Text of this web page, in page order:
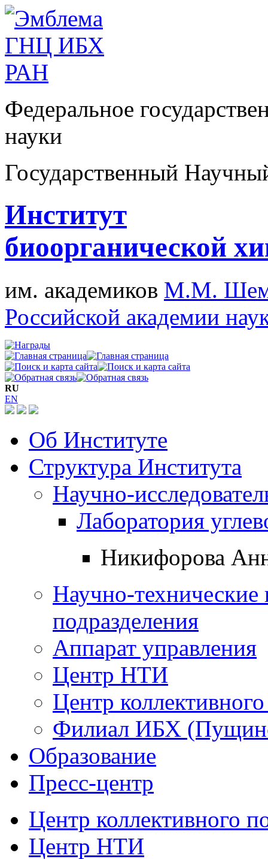
Федеральное
науки
Государственный
Институт
биоорганической
им. академиков М.М.
Российской академии
RU
EN
Об Институте
Структура Института
Научно-
Лаборатория
Никифорова
Научно-технические
подразделения
Аппарат управления
Центр НТИ
Центр
Филиал ИБХ
Образование
Пресс-центр
Центр коллективного
Центр НТИ